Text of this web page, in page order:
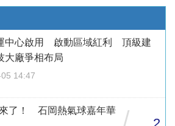
中心啟用 啟動區域紅利 頂級建
大廠爭相布局
14:47
了！ 石岡熱氣球嘉年華
/